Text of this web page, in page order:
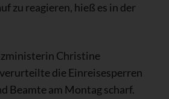
zu reagieren, hieß es in der
Christine
die Einreisesperren
Beamte am Montag scharf.